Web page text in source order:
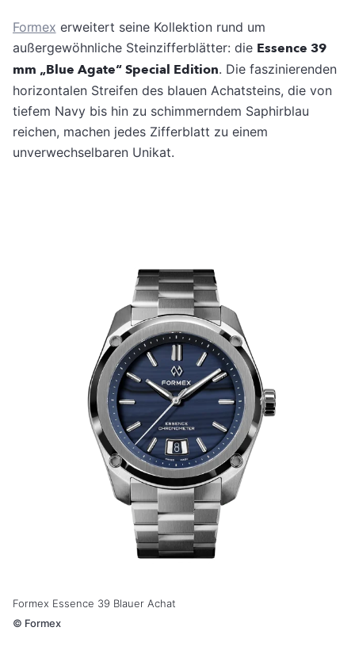
Formex erweitert seine Kollektion rund um
außergewöhnliche Steinzifferblätter: die Essence 39
mm „Blue Agate“ Special Edition. Die faszinierenden
horizontalen Streifen des blauen Achatsteins, die von
tiefem Navy bis hin zu schimmerndem Saphirblau
reichen, machen jedes Zifferblatt zu einem
unverwechselbaren Unikat.
Formex Essence 39 Blauer Achat
© Formex